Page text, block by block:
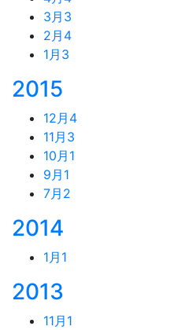
3月 3
2月 4
1月 3
2015
12月 4
11月 3
10月 1
9月 1
7月 2
2014
1月 1
2013
11月 1